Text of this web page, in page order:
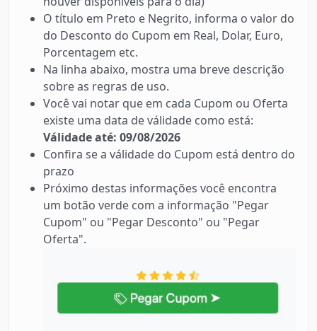
O título em Preto e Negrito, informa o valor do
do Desconto do Cupom em Real, Dolar, Euro,
Porcentagem etc.
Na linha abaixo, mostra uma breve descrição
sobre as regras de uso.
Você vai notar que em cada Cupom ou Oferta
existe uma data de válidade como está:
Válidade até: 09/08/2026
Confira se a válidade do Cupom está dentro do
prazo
Próximo destas informações você encontra
um botão verde com a informação "Pegar
Cupom" ou "Pegar Desconto" ou "Pegar
Oferta".